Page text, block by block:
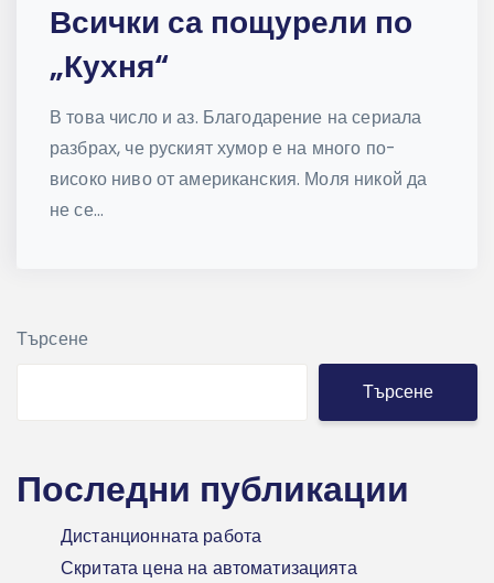
Всички са пощурели по
„Кухня“
В това число и аз. Благодарение на сериала
разбрах, че руският хумор е на много по-
високо ниво от американския. Моля никой да
не се...
Търсене
Търсене
Последни публикации
Дистанционната работа
Скритата цена на автоматизацията